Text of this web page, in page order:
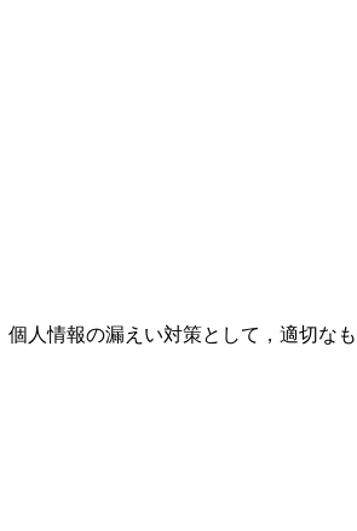
人情報の漏えい対策として，適切な